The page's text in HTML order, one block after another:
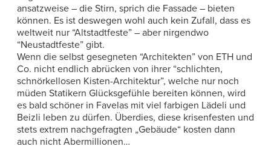
ansatzweise – die Stirn, sprich die Fassade – bieten
können. Es ist deswegen wohl auch kein Zufall, dass es
weltweit nur “Altstadtfeste” – aber nirgendwo
“Neustadtfeste” gibt.
Wenn die selbst gesegneten “Architekten” von ETH und
Co. nicht endlich abrücken von ihrer “schlichten,
schnörkellosen Kisten-Architektur”, welche nur noch
müden Statikern Glücksgefühle bereiten können, wird
es bald schöner in Favelas mit viel farbigen Lädeli und
Beizli leben zu dürfen. Überdies, diese krisenfesten und
stets extrem nachgefragten „Gebäude“ kosten dann
auch nicht Abermillionen…